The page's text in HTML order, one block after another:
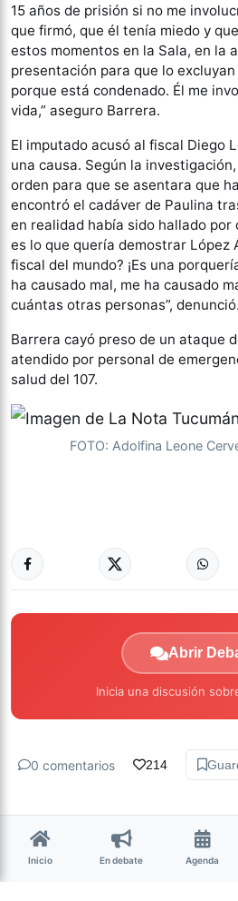
15 años de prisión si no me
que firmó, que él tenía miedo y
estos momentos en la Sala, en la
presentación para que lo
porque está condenado. Él me
vida,” aseguro Barrera.
El imputado acusó al fiscal Diego
una causa. Según la
orden para que se asentara que
encontró el cadáver de Paulina
en realidad había sido hallado por
es lo que quería demostrar López
fiscal del mundo? ¡Es una
ha causado mal, me ha causado
cuántas otras personas”, denunció.
Barrera cayó preso de un ataque
atendido por personal de
salud del 107.
FOTO: Adolfina Leone
Abrir
Inicia una discusión
0 comentarios 214
Inicio En debate Agenda